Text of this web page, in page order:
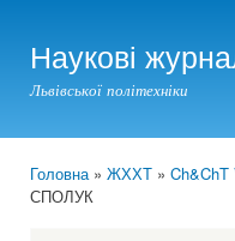
Наукові
Львівської політехніки
You are here
Головна» ЖХХТ » Ch&ChT
СПОЛУК